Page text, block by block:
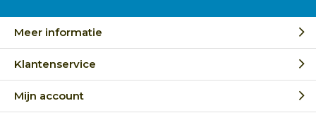
Meer informatie
Klantenservice
Mijn account